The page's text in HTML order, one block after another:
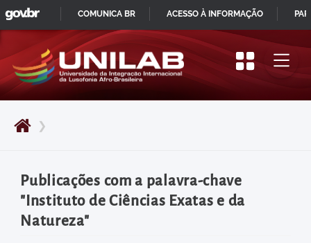
Pular
para
início
do
principal
Acessar
diretamente
o
❯
Publicações com a palavra-chave
"Instituto de Ciências Exatas e da
Natureza"
IR
PARA
CONTEÚDO
GOVBR
COMUNICA BR ACESSO À INFORMAÇÃO